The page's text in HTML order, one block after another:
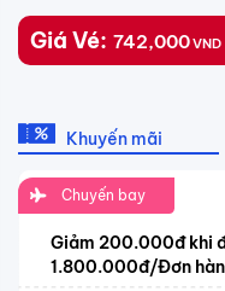
Giá Vé: 742,000VND
Khuyến mãi
Chuyến bay
Giảm 200.000đ khi
1.800.000đ/Đơn